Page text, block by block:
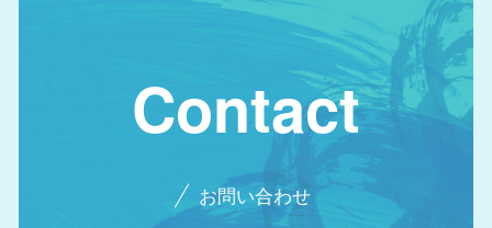
Contact
お問い合わせ